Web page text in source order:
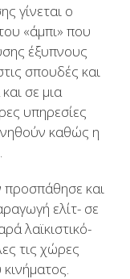
γίνεται ο
«άμπι» που
έξυπνους
σπουδές και
σε μια
υπηρεσίες
καθώς η
προσπάθησε και
ελίτ- σε
λαϊκιστικό-
τις χώρες